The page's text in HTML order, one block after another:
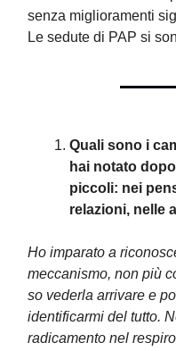
senza miglioramenti
Le sedute di PAP si
Quali sono i
hai notato
piccoli: nei
relazioni, nelle
Ho imparato a
meccanismo, non più
so vederla arrivare e
identificarmi del tutto.
radicamento nel